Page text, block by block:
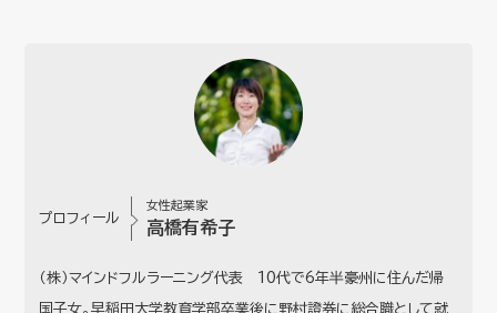
プロフィール
女性起業家
高橋有希子
（株）マインドフルラーニング代表 10代で6年半豪州に住んだ帰
国子女。早稲田大学教育学部卒業後に野村證券に総合職として就